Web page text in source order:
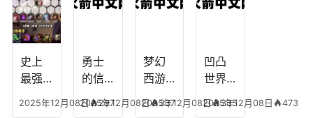
生肖
世界
备任
神武
龙宫
怎么
史上
最强
2025年12月08日 297
勇士
的信
物技
2025年12月08日 337
梦幻
西游
炼丹
2025年12月08日 335
凹凸
世界
全部
2025年12月08日 473